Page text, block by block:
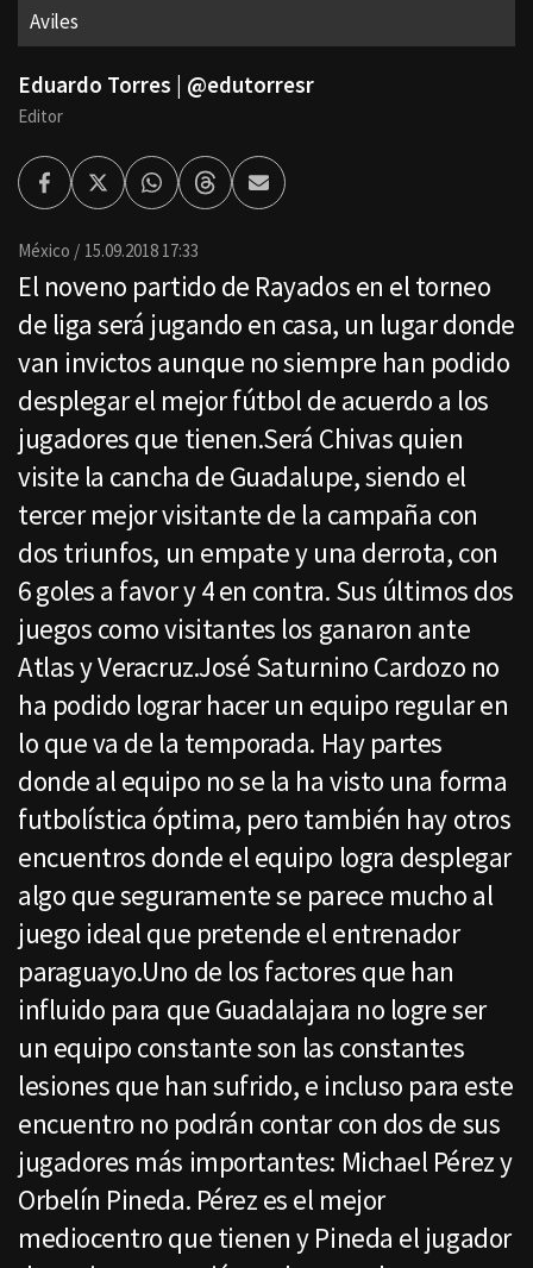
Aviles
Eduardo Torres | @edutorresr
Editor
FacebookTwitterWhatsappThreadsEnviar
por
México 15.09.2018 17:33
El noveno partido de Rayados en el torneo
de liga será jugando en casa, un lugar donde
van invictos aunque no siempre han podido
desplegar el mejor fútbol de acuerdo a los
jugadores que tienen.Será Chivas quien
visite la cancha de Guadalupe, siendo el
tercer mejor visitante de la campaña con
dos triunfos, un empate y una derrota, con
6 goles a favor y 4 en contra. Sus últimos dos
juegos como visitantes los ganaron ante
Atlas y Veracruz.José Saturnino Cardozo no
ha podido lograr hacer un equipo regular en
lo que va de la temporada. Hay partes
donde al equipo no se la ha visto una forma
futbolística óptima, pero también hay otros
encuentros donde el equipo logra desplegar
algo que seguramente se parece mucho al
juego ideal que pretende el entrenador
paraguayo.Uno de los factores que han
influido para que Guadalajara no logre ser
un equipo constante son las constantes
lesiones que han sufrido, e incluso para este
encuentro no podrán contar con dos de sus
jugadores más importantes: Michael Pérez y
Orbelín Pineda. Pérez es el mejor
mediocentro que tienen y Pineda el jugador